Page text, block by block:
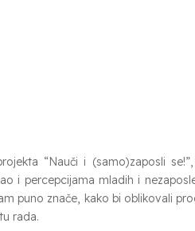
“Nauči i (samo)zaposli
i percepcijama mladih i
puno znače, kako bi oblikovali
rada.